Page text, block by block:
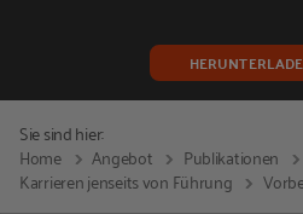
Sie sind hier:
Home
Angebot Publikationen
Karrieren jenseits von Führung